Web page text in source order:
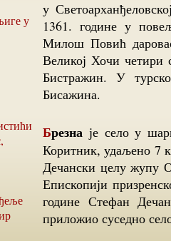
у
у
1361. године у
Милош Повић
Великој Хочи
Бистражин. У
Бисажина.
Брезна је село у
Коритник, удаљено 7
Дечански целу жупу
Епископији
године Стефан
приложио суседно